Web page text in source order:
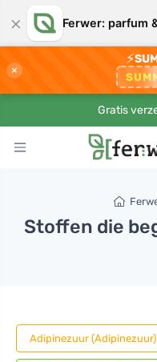
× Ferwer: parfum
×
⚡
Gratis
Stoffen die
Adipinezuur (Adipinezuur)